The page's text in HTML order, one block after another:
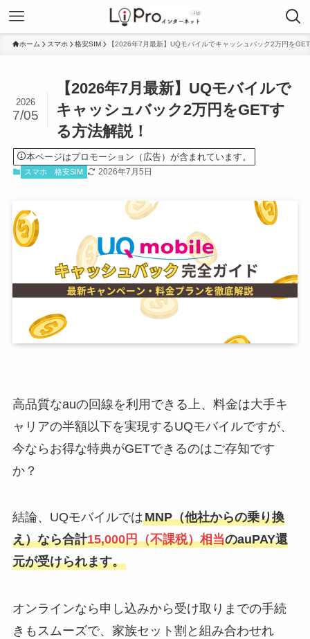
ホーム スマホ 格安SIM 【2026年7月最新】UQモバイルでキャッシュバック2万円を
【2026年7月最新】UQモバイルで
キャッシュバック2万円をGETす
る方法解説！
2026
7/05
本ページはプロモーション（広告）が含まれています。
スマホ 格安SIM 2026年7月5日
高品質なauの回線を利用できる上、料金は大手キ
ャリアの半額以下を実現するUQモバイルですが、
今ならお得な特典がGETできるのはご存知です
か？
結論、UQモバイルではMNP（他社からの乗り換
え）なら合計15,000円（不課税）相当のauPAY還
元が受けられます。
オンラインなら申し込みから受け取りまでの手続
きもスムーズで、家族セット割と組み合わせれ